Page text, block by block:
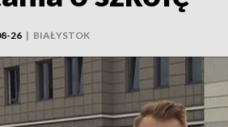
26 | BIAŁYSTOK